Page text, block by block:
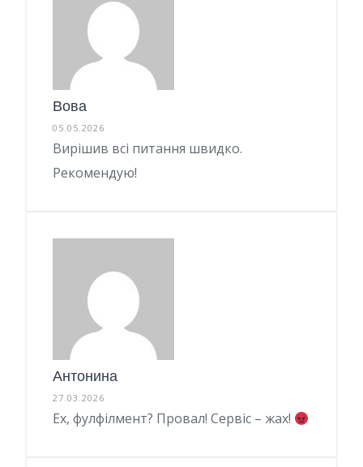
Вова
05.05.2026
Вирішив всі питання швидко.
Рекомендую!
Антонина
27.03.2026
Ех, фулфілмент? Провал! Сервіс – жах!